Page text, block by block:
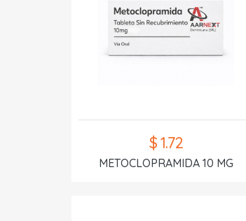
$ 1.72
METOCLOPRAMIDA 10 MG